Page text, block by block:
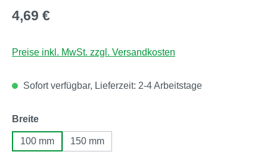
Regulärer Preis:
4,69 €
Preise inkl. MwSt. zzgl. Versandkosten
Sofort verfügbar, Lieferzeit: 2-4 Arbeitstage
Breiteauswählen
100 mm 150 mm